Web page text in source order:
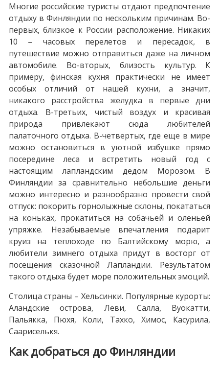
Многие российские туристы отдают предпочтение
отдыху в Финляндии по нескольким причинам. Во-
первых, близкое к России расположение. Никаких
10 – часовых перелетов и пересадок, в
путешествие можно отправиться даже на личном
автомобиле. Во-вторых, близость культур. К
примеру, финская кухня практически не имеет
особых отличий от нашей кухни, а значит,
никакого расстройства желудка в первые дни
отдыха. В-третьих, чистый воздух и красивая
природа привлекают сюда любителей
палаточного отдыха. В-четвертых, где еще в мире
можно остановиться в уютной избушке прямо
посередине леса и встретить новый год с
настоящим лапландским дедом Морозом. В
Финляндии за сравнительно небольшие деньги
можно интересно и разнообразно провести свой
отпуск: покорить горнолыжные склоны, покататься
на коньках, прокатиться на собачьей и оленьей
упряжке. Незабываемые впечатления подарит
круиз на теплоходе по Балтийскому морю, а
любители зимнего отдыха придут в восторг от
посещения сказочной Лапландии. Результатом
такого отдыха будет море положительных эмоций.
Столица страны – Хельсинки. Популярные курорты:
Аландские острова, Леви, Салла, Вуокатти,
Пальякка, Пюхя, Коли, Тахко, Химос, Касурила,
Саариселькя.
Как добраться до Финляндии